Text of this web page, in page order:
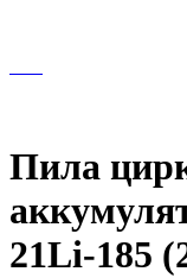
Пила
21Li-185